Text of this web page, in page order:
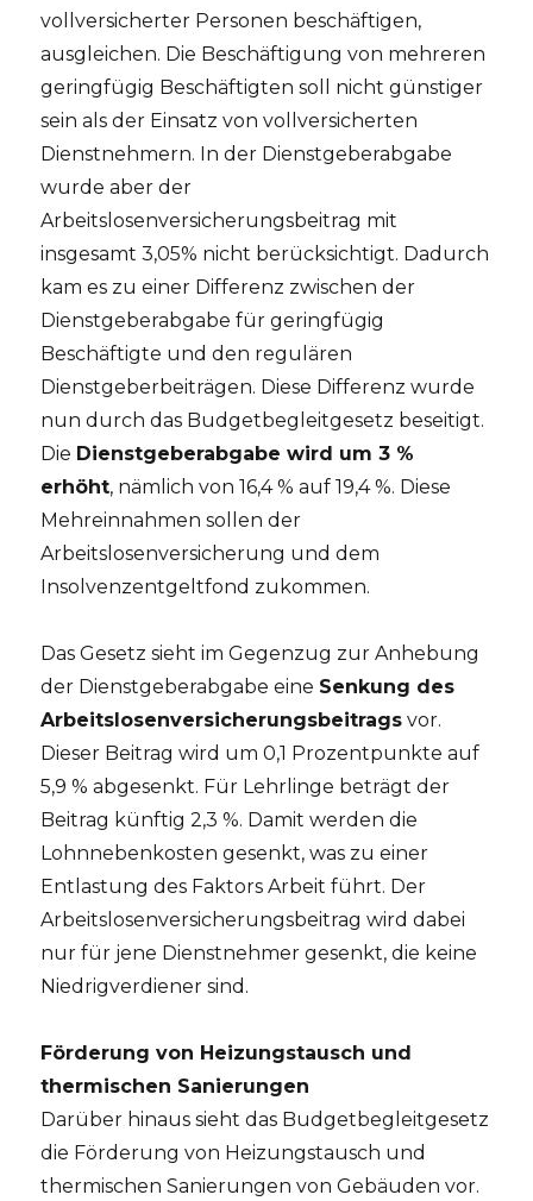
vollversicherter Personen beschäftigen,
ausgleichen. Die Beschäftigung von mehreren
geringfügig Beschäftigten soll nicht günstiger
sein als der Einsatz von vollversicherten
Dienstnehmern. In der Dienstgeberabgabe
wurde aber der
Arbeitslosenversicherungsbeitrag mit
insgesamt 3,05% nicht berücksichtigt. Dadurch
kam es zu einer Differenz zwischen der
Dienstgeberabgabe für geringfügig
Beschäftigte und den regulären
Dienstgeberbeiträgen. Diese Differenz wurde
nun durch das Budgetbegleitgesetz beseitigt.
Die Dienstgeberabgabe wird um 3 %
erhöht, nämlich von 16,4 % auf 19,4 %. Diese
Mehreinnahmen sollen der
Arbeitslosenversicherung und dem
Insolvenzentgeltfond zukommen.
Das Gesetz sieht im Gegenzug zur Anhebung
der Dienstgeberabgabe eine Senkung des
Arbeitslosenversicherungsbeitrags vor.
Dieser Beitrag wird um 0,1 Prozentpunkte auf
5,9 % abgesenkt. Für Lehrlinge beträgt der
Beitrag künftig 2,3 %. Damit werden die
Lohnnebenkosten gesenkt, was zu einer
Entlastung des Faktors Arbeit führt. Der
Arbeitslosenversicherungsbeitrag wird dabei
nur für jene Dienstnehmer gesenkt, die keine
Niedrigverdiener sind.
Förderung von Heizungstausch und
thermischen Sanierungen
Darüber hinaus sieht das Budgetbegleitgesetz
die Förderung von Heizungstausch und
thermischen Sanierungen von Gebäuden vor.